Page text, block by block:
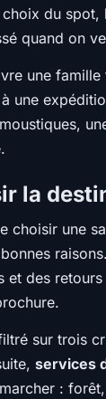
choix du spot,
quand on
une
une
la
choisir une
des
sur trois
services
: